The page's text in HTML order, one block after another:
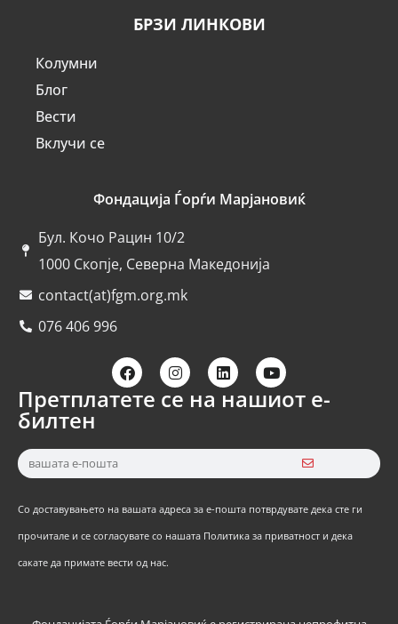
БРЗИ ЛИНКОВИ
Колумни
Блог
Вести
Вклучи се
Фондација Ѓорѓи Марјановиќ
Бул. Кочо Рацин 10/2
1000 Скопје, Северна Македонија
contact(at)fgm.org.mk
076 406 996
Претплатете се на нашиот е-
билтен
Со доставувањето на вашата адреса за е-пошта потврдувате дека сте ги
прочитале и се согласувате со нашата Политика за приватност и дека
сакате да примате вести од нас.